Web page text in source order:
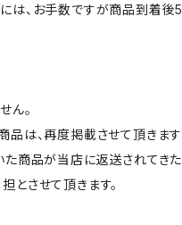
は、お手数ですが商品到着
ん。
は、再度掲載させて頂きます
商品が当店に返送されてき
とさせて頂きます。